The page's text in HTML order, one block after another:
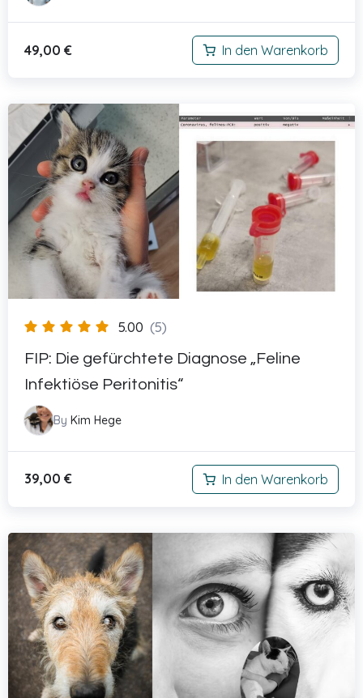
49,00 € In den Warenkorb
5.00 (5)
FIP: Die gefürchtete Diagnose „Feline
Infektiöse Peritonitis“
By Kim Hege
39,00 € In den Warenkorb